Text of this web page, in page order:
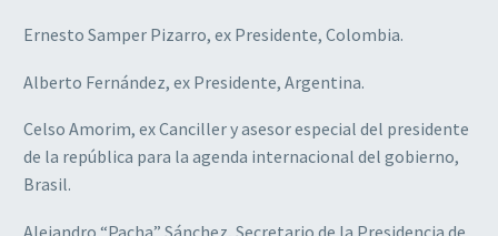
Ernesto Samper Pizarro, ex Presidente, Colombia.
Alberto Fernández, ex Presidente, Argentina.
Celso Amorim, ex Canciller y asesor especial del presidente
de la república para la agenda internacional del gobierno,
Brasil.
Alejandro “Pacha” Sánchez, Secretario de la Presidencia de